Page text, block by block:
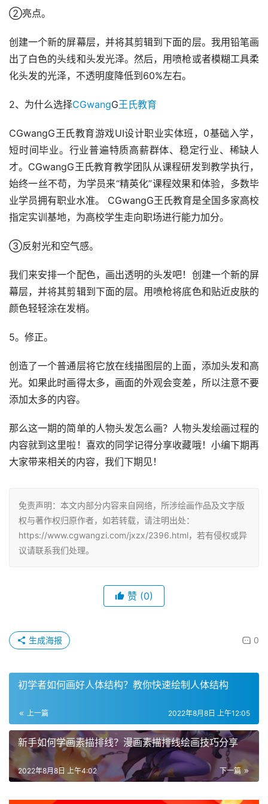
②亮点。
创建一个新的屏幕层，并将其剪辑到下面的层。我用铅笔画
出了白色的头线和头发光泽。然后，用喷枪或者模糊工具柔
化头发的光泽，不透明度降低到60%左右。
2、为什么选择CGwangG王氏教育
CGwangG王氏教育游戏UI设计职业实体班，0基础入学，
短时间毕业。行业普遍特质高薪群体、稳定行业、稀缺人
才。CGwangG王氏教育教学团队从课程研发到教学执行，
始终一丝不苟，为学员来“精英化”课程效果和体验，多数毕
业学员拥有职业水准。 CGwangG王氏教育是全国多家高校
指定实训基地，为高校学生走向职场进行能力加分。
③反射光和空气感。
我们来安排一个配色，画出透明的头发吧！创建一个新的屏
幕层，并将其剪辑到下面的层。用喷枪将底色和贴近皮肤的
颜色轻轻涂在发梢。
5。修正。
创造了一个普通层将它放在线描图层的上面，添加头发和高
光。如果此时画得太多，画面的外观会变差，所以注意不要
添加太多的内容。
那么这一期的简单的人物头发怎么画？人物头发绘画过程的
内容就到这里啦！喜欢的同学记得分享收藏哦！小编下期再
大家带来相关的内容，我们下期见！
免责声明：本文内部分内容来自网络，所涉绘画作品及文字版
权与著作权归原作者，如若转载，请注明出处：
https://www.cgwangzi.com/jxzx/2396.html，若有侵权或异
议请联系我们处理。
赞 (0)
0
生成海报
初学者如何画好人体结构？教你快速绘制人体结构
上一篇 2022年8月8日 上午12:05
新手如何学画素描排线？漫画素描排线绘画技巧分享
下一篇
2022年8月8日 上午4:02